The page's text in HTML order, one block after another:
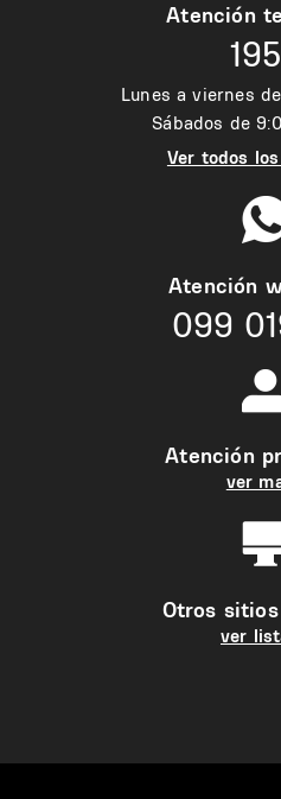
Atención
Lunes a viernes
Sábados de
Ver todos
Atención
099
Atención
ver
Otros
ver